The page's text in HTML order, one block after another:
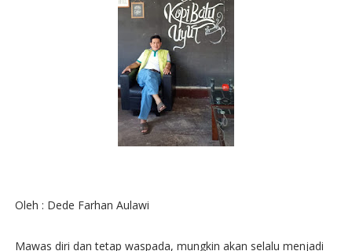
Oleh : Dede Farhan Aulawi
Mawas diri dan tetap waspada, mungkin akan selalu menjadi